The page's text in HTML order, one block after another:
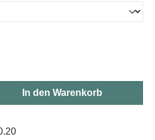
den gewünschten
In den Warenkorb